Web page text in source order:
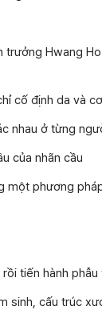
trưởng Hwang
cố định da và
nhau ở từng
của nhãn cầu
một phương
tiến hành phẫu
sinh, cấu trúc